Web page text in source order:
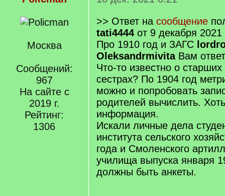
Москва
Сообщений:
967
На сайте с
2019 г.
Рейтинг:
1306
>> Ответ на сообщение
tati4444 от 9 декабря 2021
Про 1910 год и ЗАГС
OleksandrmivitaВам
Что-то известно о старших
сестрах? По 1904 год
можно и попробовать
родителей вычислить.
информация.
Искали личные дела
института сельского
года и Смоленского
училища выпуска января
должны быть анкеты.